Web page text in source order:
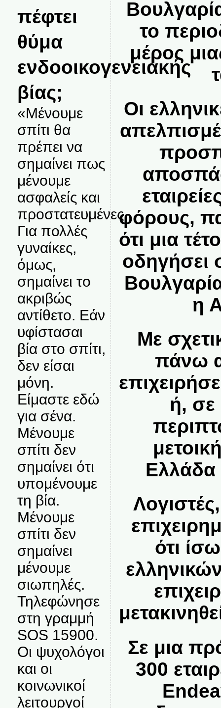
πέφτει
θύμα
ενδοοικογενειακής
βίας;
«Μένουμε
σπίτι θα
πρέπει να
σημαίνει πως
μένουμε
ασφαλείς και
προστατευμένες.
Για πολλές
γυναίκες,
όμως,
σημαίνει το
ακριβώς
αντίθετο. Εάν
υφίστασαι
βία στο σπίτι,
δεν είσαι
μόνη.
Είμαστε εδώ
για σένα.
Μένουμε
σπίτι δεν
σημαίνει ότι
υπομένουμε
τη βία.
Μένουμε
σπίτι δεν
σημαίνει
μένουμε
σιωπηλές.
Τηλεφώνησε
στη γραμμή
SOS 15900.
Οι ψυχολόγοι
και οι
κοινωνικοί
λειτουργοί
το
μέρος
Οι
φόρους,
ότι μια
οδηγήσει
η
Με
πάνω
ή, σε
Ελλάδα
ότι
Σε μια
300